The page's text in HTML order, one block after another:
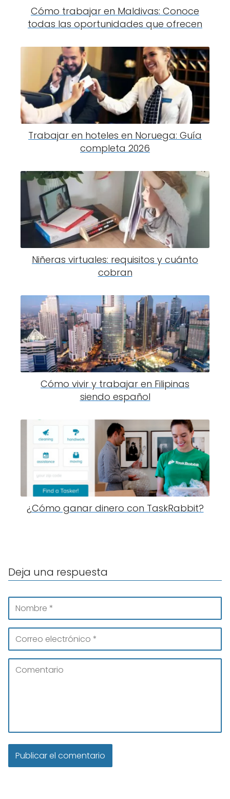
Cómo trabajar en Maldivas: Conoce
todas las oportunidades que ofrecen
Trabajar en hoteles en Noruega: Guía
completa 2026
Niñeras virtuales: requisitos y cuánto
cobran
Cómo vivir y trabajar en Filipinas
siendo español
¿Cómo ganar dinero con TaskRabbit?
Deja una respuesta